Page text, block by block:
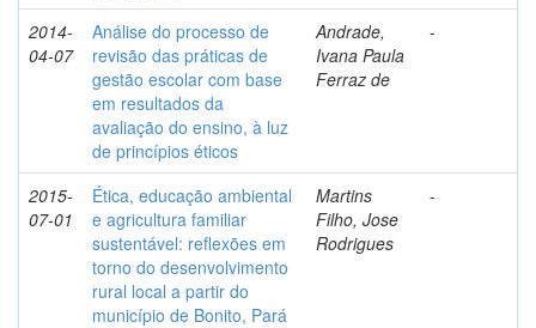
2014-
04-07
Análise do processo de
revisão das práticas de
gestão escolar com base
em resultados da
avaliação do ensino, à luz
de princípios éticos
Andrade,
Ivana Paula
Ferraz de
-
2015-
07-01
Ética, educação ambiental
e agricultura familiar
sustentável: reflexões em
torno do desenvolvimento
rural local a partir do
município de Bonito, Pará
Martins
Filho, Jose
Rodrigues
-